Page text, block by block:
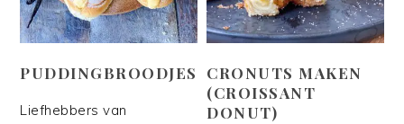
PUDDINGBROODJES
Liefhebbers van
CRONUTS MAKEN
(CROISSANT
DONUT)